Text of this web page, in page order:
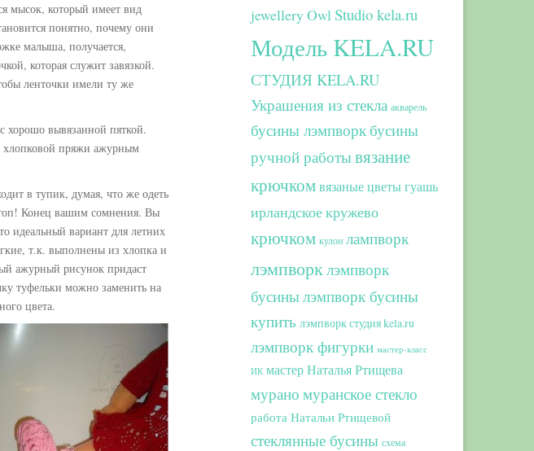
мысок, который имеет вид
понятно, почему они
малыша, получается,
которая служит завязкой.
ленточки имели ту же
хорошо вывязанной пяткой.
хлопковой пряжи ажурным
в тупик, думая, что же одеть
Конец вашим сомнения. Вы
идеальный вариант для летних
т.к. выполнены из хлопка и
ажурный рисунок придаст
туфельки можно заменить на
цвета.
jewelleryOwlStudio kela.ru
Модель KELA.RU
СТУДИЯ KELA.RU
Украшения из стекла акварель
бусины лэмпворк бусины
ручной работывязание
крючком вязаные цветы гуашь
ирландское кружево
крючком кулон лампворк
лэмпворклэмпворк
бусинылэмпворк бусины
купить лэмпворк студия kela.ru
лэмпворк фигурки мастер-класс
ИК мастер Наталья Ртищева
мурано муранское стекло
работа Натальи Ртищевой
стеклянные бусины схема